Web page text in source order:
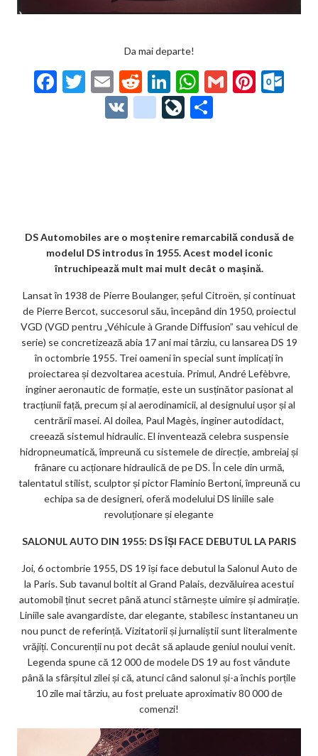
Da mai departe!
F T
w
itt
E
m
ai
R
e
d
Li
n
ke
W
h
at
G Pi
g
o
o
k
m
ar
ks
Li
DS Automobiles are o moștenire remarcabilă condusă de
modelul DS introdus în 1955. Acest model iconic
întruchipează mult mai mult decât o mașină.
Lansat în 1938 de Pierre Boulanger, șeful Citroën, și continuat
de Pierre Bercot, succesorul său, începând din 1950, proiectul
VGD (VGD pentru „Véhicule à Grande Diffusion” sau vehicul de
serie) se concretizează abia 17 ani mai târziu, cu lansarea DS 19
în octombrie 1955. Trei oameni în special sunt implicați în
proiectarea și dezvoltarea acestuia. Primul, André Lefèbvre,
inginer aeronautic de formație, este un susținător pasionat al
tracțiunii față, precum și al aerodinamicii, al designului ușor și al
centrării masei. Al doilea, Paul Magès, inginer autodidact,
creează sistemul hidraulic. El inventează celebra suspensie
hidropneumatică, împreună cu sistemele de direcție, ambreiaj și
frânare cu acționare hidraulică de pe DS. În cele din urmă,
talentatul stilist, sculptor și pictor Flaminio Bertoni, împreună cu
echipa sa de designeri, oferă modelului DS liniile sale
revoluționare și elegante
SALONUL AUTO DIN 1955: DS ÎȘI FACE DEBUTUL LA PARIS
Joi, 6 octombrie 1955, DS 19 își face debutul la Salonul Auto de
la Paris. Sub tavanul boltit al Grand Palais, dezvăluirea acestui
automobil ținut secret până atunci stârnește uimire și admirație.
Liniile sale avangardiste, dar elegante, stabilesc instantaneu un
nou punct de referință. Vizitatorii și jurnaliștii sunt literalmente
vrăjiți. Concurenții nu pot decât să aplaude geniul noului venit.
Legenda spune că 12 000 de modele DS 19 au fost vândute
până la sfârșitul zilei și că, atunci când salonul și-a închis porțile
10 zile mai târziu, au fost preluate aproximativ 80 000 de
comenzi!